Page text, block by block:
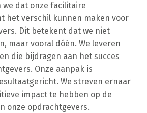
we dat onze facilitaire
het verschil kunnen maken voor
Dit betekent dat we niet
maar vooral dóén. We leveren
die bijdragen aan het succes
Onze aanpak is
We streven ernaar
impact te hebben op de
onze opdrachtgevers.